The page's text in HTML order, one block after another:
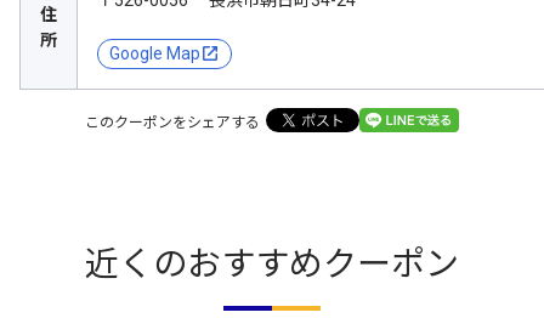
住
所
Google Map
このクーポンをシェアする
近くのおすすめクーポン